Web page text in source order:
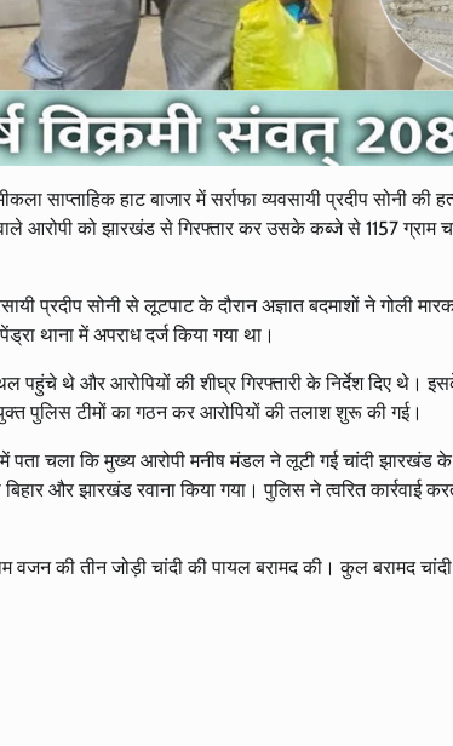
साप्ताहिक हाट बाजार में सर्राफा व्यवसायी प्रदीप सोनी
को झारखंड से गिरफ्तार कर उसके कब्जे से 1157 ग्राम
प्रदीप सोनी से लूटपाट के दौरान अज्ञात बदमाशों ने गोली
थाना में अपराध दर्ज किया गया था।
पहुंचे थे और आरोपियों की शीघ्र गिरफ्तारी के निर्देश दिए थे।
पुलिस टीमों का गठन कर आरोपियों की तलाश शुरू की गई।
चला कि मुख्य आरोपी मनीष मंडल ने लूटी गई चांदी झारखंड के
और झारखंड रवाना किया गया। पुलिस ने त्वरित कार्रवाई करते
की तीन जोड़ी चांदी की पायल बरामद की। कुल बरामद